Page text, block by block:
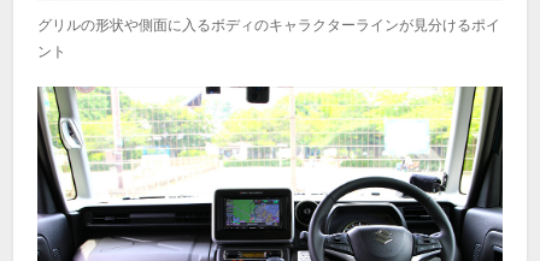
グリルの形状や側面に入るボディのキャラクターラインが見分けるポイ
ント